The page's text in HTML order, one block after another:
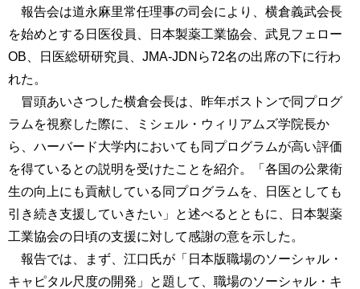
報告会は道永麻里常任理事の司会により、横倉義武会長
を始めとする日医役員、日本製薬工業協会、武見フェロー
OB、日医総研研究員、JMA-JDNら72名の出席の下に行わ
れた。
冒頭あいさつした横倉会長は、昨年ボストンで同プログ
ラムを視察した際に、ミシェル・ウィリアムズ学院長か
ら、ハーバード大学内においても同プログラムが高い評価
を得ているとの説明を受けたことを紹介。「各国の公衆衛
生の向上にも貢献している同プログラムを、日医としても
引き続き支援していきたい」と述べるとともに、日本製薬
工業協会の日頃の支援に対して感謝の意を示した。
報告では、まず、江口氏が「日本版職場のソーシャル・
キャピタル尺度の開発」と題して、職場のソーシャル・キ